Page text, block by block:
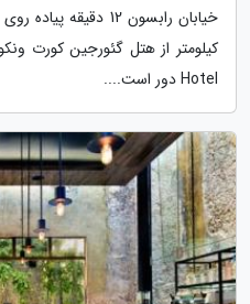
Hotel دور است....